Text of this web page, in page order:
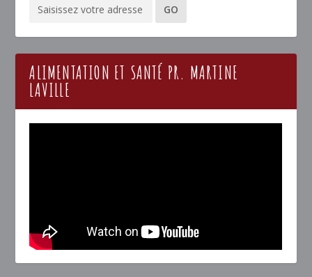
ALIMENTATION ET SANTÉ PR. MARTINE
LAVILLE